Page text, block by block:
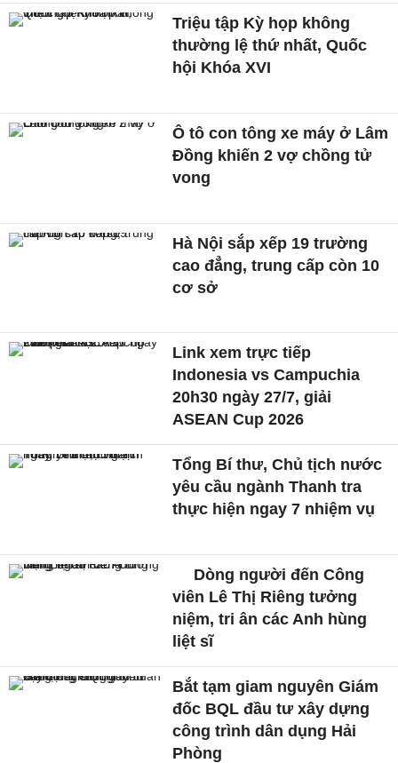
Triệu tập Kỳ họp không
thường lệ thứ nhất, Quốc
hội Khóa XVI
Ô tô con tông xe máy ở Lâm
Đồng khiến 2 vợ chồng tử
vong
Hà Nội sắp xếp 19 trường
cao đẳng, trung cấp còn 10
cơ sở
Link xem trực tiếp
Indonesia vs Campuchia
20h30 ngày 27/7, giải
ASEAN Cup 2026
Tổng Bí thư, Chủ tịch nước
yêu cầu ngành Thanh tra
thực hiện ngay 7 nhiệm vụ
Dòng người đến Công
viên Lê Thị Riêng tưởng
niệm, tri ân các Anh hùng
liệt sĩ
Bắt tạm giam nguyên Giám
đốc BQL đầu tư xây dựng
công trình dân dụng Hải
Phòng